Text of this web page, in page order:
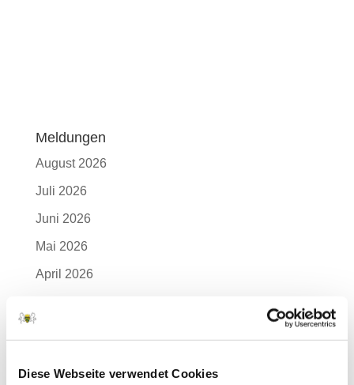
Diese Webseite verwendet Cookies
Meldungen
August 2026
Juli 2026
Juni 2026
Mai 2026
April 2026